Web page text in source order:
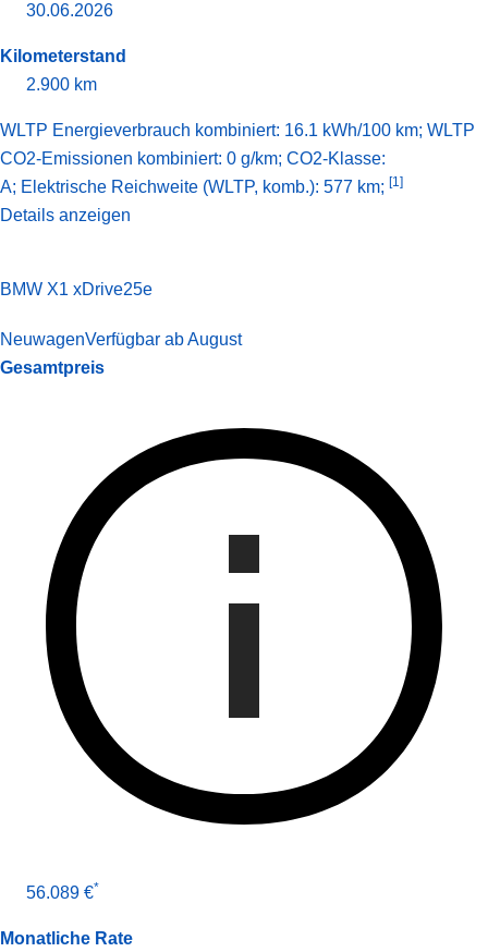
30.06.2026
Kilometerstand
2.900 km
WLTP Energieverbrauch kombiniert: 16.1 kWh/100 km; WLTP
CO2-Emissionen kombiniert: 0 g/km; CO2-Klasse:
A; Elektrische Reichweite (WLTP, komb.): 577 km; [1]
Details anzeigen
BMW X1 xDrive25e
NeuwagenVerfügbar ab August
Gesamtpreis
56.089 €*
Monatliche Rate